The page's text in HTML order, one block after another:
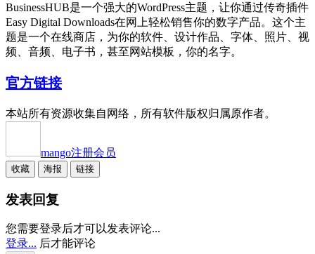
BusinessHUB是一个强大的WordPress主题，让你通过传奇插件
Easy Digital Downloads在网上轻松销售你的数字产品。这个主
题是一个在线商店，为你的软件、设计作品、字体、照片、视
频、音频、电子书，甚至网站模板，你的名字。
官方链接
本站所有资源收集自网络，所有软件版权归属原作者。
mango注册会员
收藏 海报 链接
发表回复
您需要登录后才可以发表评论...
登录... 后才能评论